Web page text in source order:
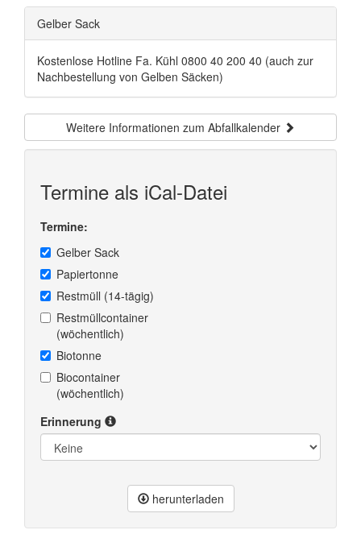
Gelber Sack
Kostenlose Hotline Fa. Kühl 0800 40 200 40 (auch zur
Nachbestellung von Gelben Säcken)
Weitere Informationen zum Abfallkalender
Termine als iCal-Datei
Termine:
Gelber Sack
Papiertonne
Restmüll (14-tägig)
Restmüllcontainer
(wöchentlich)
Biotonne
Biocontainer
(wöchentlich)
Erinnerung
herunterladen